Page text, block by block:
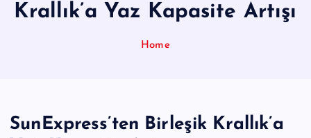
Krallık’a Yaz Kapasite Artışı
Home
SunExpress’ten Birleşik Krallık’a